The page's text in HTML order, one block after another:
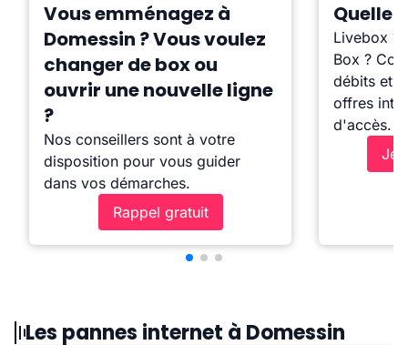
Vous emménagez à
Domessin ? Vous voulez
changer de box ou
ouvrir une nouvelle ligne
?
Nos conseillers sont à votre
disposition pour vous guider
dans vos démarches.
Rappel gratuit
Quelle
Livebox ?
Box ?
débits et
offres
d'accès.
Je
Les pannes internet à Domessin